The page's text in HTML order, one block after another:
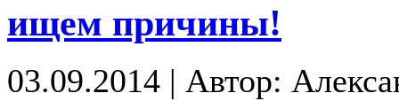
ищем причины!
03.09.2014 | Автор: